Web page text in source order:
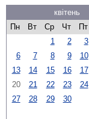
квітень
Пн
Вт Ср Чт Пт
1
2 3
6
7 8 9 10
13
14 15 16 17
20
21 22 23 24
27
28 29 30